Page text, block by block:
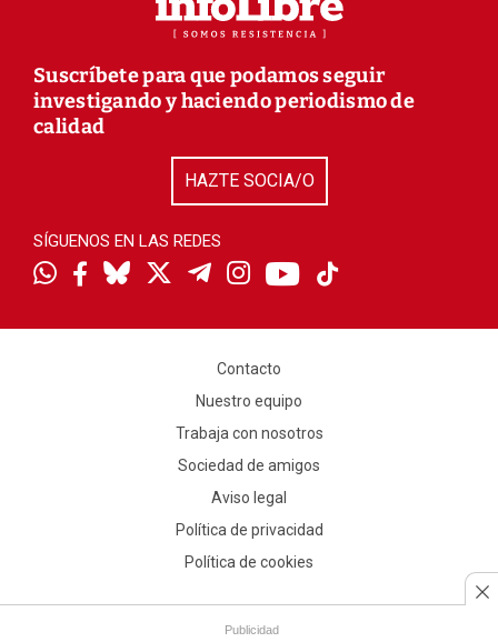
Publicidad
Suscríbete para que podamos seguir
investigando y haciendo periodismo de
calidad
HAZTE SOCIA/O
SÍGUENOS EN LAS REDES
Contacto
Nuestro equipo
Trabaja con nosotros
Sociedad de amigos
Aviso legal
Política de privacidad
Política de cookies
Publicidad